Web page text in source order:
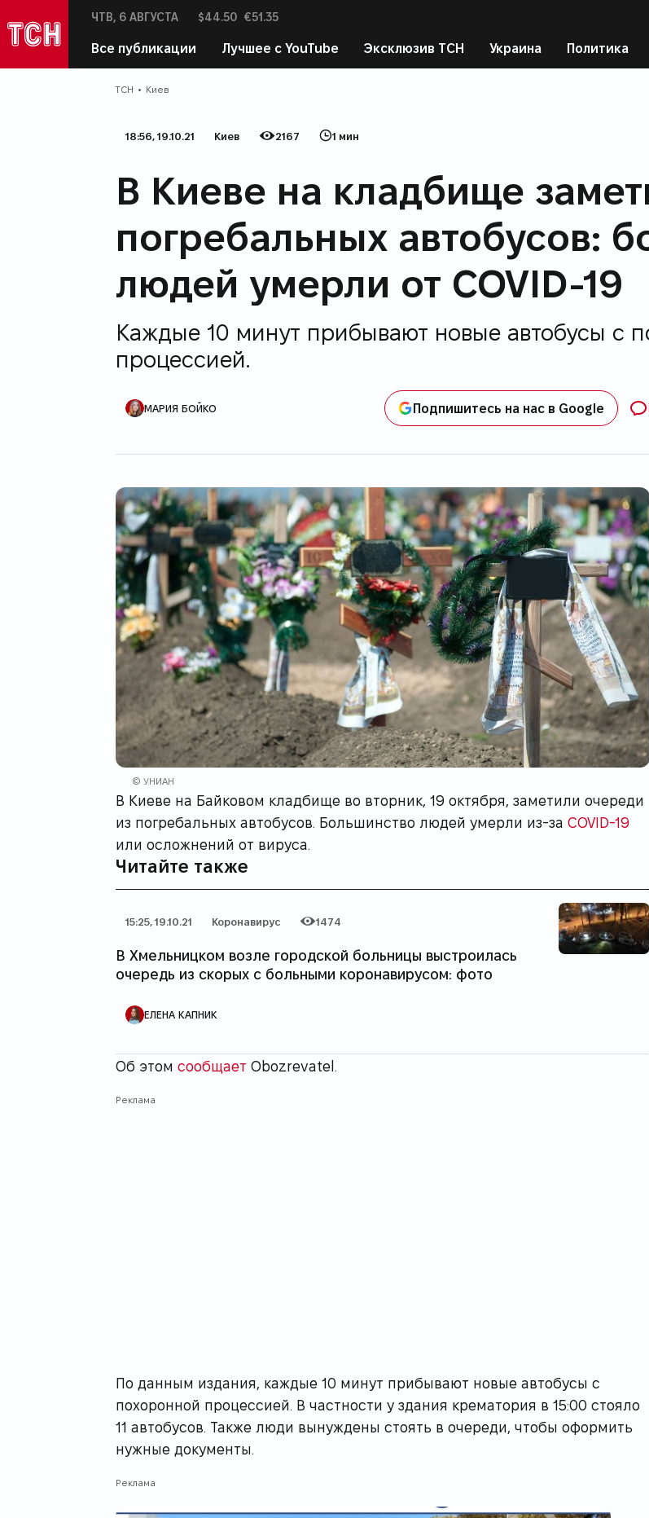
ТСН в социальных сетях
Сегодня:
ЧТВ, 6 АВГУСТА Курс валют:
$44.50 €51.35
Все публикации Лучшее с YouTube Эксклюзив ТСН Украина Политика
Леди Здоровье
Выпуски ТСН Мир Туризм
ТСН Киев
Дата публикации
18:56, 19.10.21
Категория
Киев
Количество просмотров
2167
Время на прочтение
1 мин
В Киеве на кладбище
погребальных автобусов:
людей умерли от COVID-19
Каждые 10 минут прибывают новые автобусы с
процессией.
Автор публикации
МАРИЯ БОЙКО Подпишитесь на нас в Google
© УНИАН
В Киеве на Байковом кладбище во вторник, 19 октября, заметили очереди
из погребальных автобусов. Большинство людей умерли из-за COVID-19
или осложнений от вируса.
Читайте также
Дата публикации
15:25, 19.10.21
Категория
Коронавирус
Количество просмотров
1474
В Хмельницком возле городской больницы выстроилась
очередь из скорых с больными коронавирусом: фото
ЕЛЕНА КАПНИК
Об этом сообщает Оbozrevatel.
Реклама
По данным издания, каждые 10 минут прибывают новые автобусы с
похоронной процессией. В частности у здания крематория в 15:00 стояло
11 автобусов. Также люди вынуждены стоять в очереди, чтобы оформить
нужные документы.
Реклама